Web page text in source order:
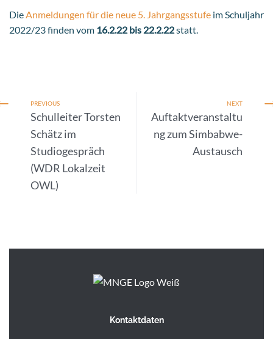
DieAnmeldungen für die neue 5. Jahrgangsstufe im Schuljahr
2022/23 finden vom 16.2.22 bis 22.2.22statt.
PREVIOUS
Schulleiter Torsten
Schätz im
Studiogespräch
(WDR Lokalzeit
OWL)
NEXT
Auftaktveranstaltu
ng zum Simbabwe-
Austausch
Kontaktdaten